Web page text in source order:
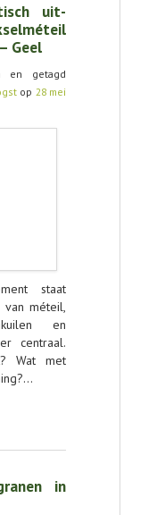
uit­
Geel
en getagd
op 28 mei
staat
méteil,
en
centraal.
Wat met
in